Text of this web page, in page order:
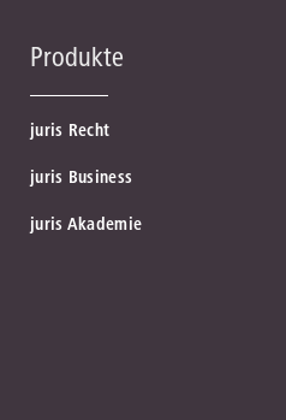
Produkte
juris Recht
juris Business
juris Akademie